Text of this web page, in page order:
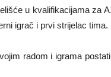
u kvalifikacijama za
igrač i prvi strijelac tima.
radom i igrama